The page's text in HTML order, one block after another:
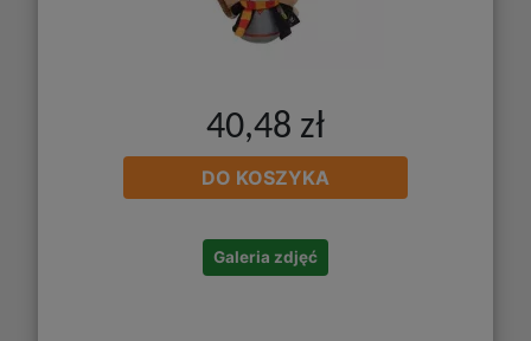
40,48 zł
DO KOSZYKA
Galeria zdjęć